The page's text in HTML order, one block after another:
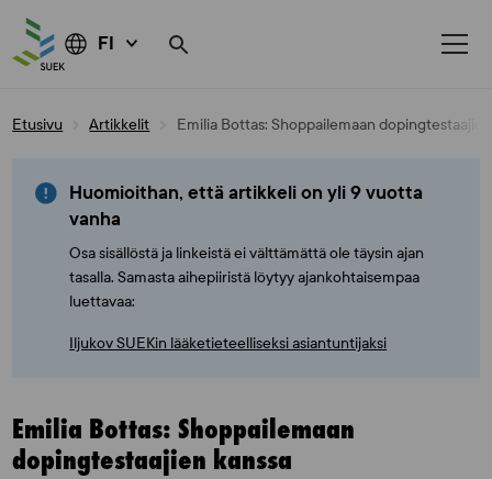
FI
Etusivu Artikkelit Emilia Bottas: Shoppailemaan
Huomioithan, että artikkeli on yli 9 vuotta
vanha
Osa sisällöstä ja linkeistä ei välttämättä ole täysin ajan
tasalla. Samasta aihepiiristä löytyy ajankohtaisempaa
luettavaa:
Iljukov SUEKin lääketieteelliseksi asiantuntijaksi
Emilia Bottas: Shoppailemaan
dopingtestaajien kanssa